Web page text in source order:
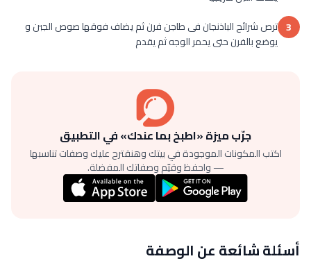
3 ترص شرائح الباذنجان فى طاجن فرن ثم يضاف فوقها صوص الجبن و
يوضع بالفرن حتى يحمر الوجه ثم يقدم
جرّب ميزة «اطبخ بما عندك» في التطبيق
اكتب المكونات الموجودة في بيتك وهنقترح عليك وصفات تناسبها
— واحفظ وقيّم وصفاتك المفضلة.
أسئلة شائعة عن الوصفة